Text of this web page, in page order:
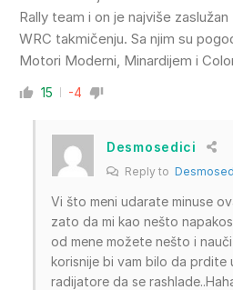
Rally team i on je najviše
WRC takmičenju. Sa njim su
Motori Moderni, Minardijem i
15 -4
Desmosedici
Reply to
Vi što meni udarate minuse
zato da mi kao nešto
od mene možete nešto i
korisnije bi vam bilo da prdite
radijatore da se